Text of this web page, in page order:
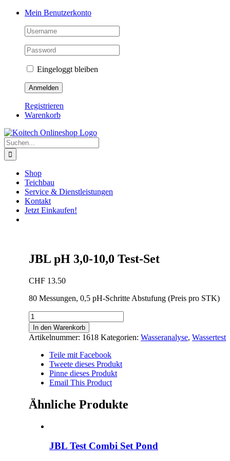
Skip
Mein Benutzerkonto
Eingeloggt bleiben
Registrieren
Warenkorb
Suche
nach:
Shop
Teichbau
Service & Dienstleistungen
Kontakt
Jetzt Einkaufen!
JBL pH 3,0-10,0 Test-Set
CHF 13.50
80 Messungen, 0,5 pH-Schritte Abstufung (Preis pro STK)
JBL
pH
3,0-
10,0
Test-
Menge
In den Warenkorb
Artikelnummer: 1618 Kategorien: Wasseranalyse, Wassertest
Teile mit Facebook
Tweete dieses Produkt
Pinne dieses Produkt
Email This Product
Ähnliche Produkte
JBL Test Combi Set Pond